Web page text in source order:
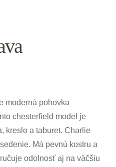
moderná pohovka
chesterfield model je
kresloa taburet. Charlie
Má pevnú kostru a
odolnosť aj na väčšiu